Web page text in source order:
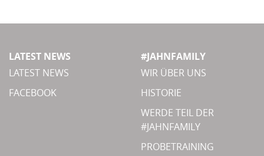
LATEST NEWS
LATEST NEWS
FACEBOOK
#JAHNFAMILY
WIR ÜBER UNS
HISTORIE
WERDE TEIL DER
#JAHNFAMILY
PROBETRAINING